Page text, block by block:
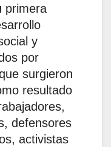
primera
y
por
surgieron
resultado
defensores
activistas